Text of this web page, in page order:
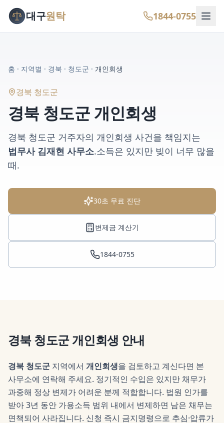
대구원탁 1844-0755
홈 · 지역별 · 경북 · 청도군 · 개인회생
경북 청도군
경북 청도군 개인회생
경북 청도군 거주자의 개인회생 사건을 책임지는
법무사 김재현 사무소.소득은 있지만 빚이 너무 많을
때.
30초 무료 진단
변제금 계산기
1844-0755
경북 청도군개인회생 안내
경북 청도군 지역에서 개인회생을 검토하고 계신다면 본
사무소에 연락해 주세요. 정기적인 수입은 있지만 채무가
과중해 정상 변제가 어려운 분께 적합합니다. 법원 인가를
받아 3년 동안 가용소득 범위 내에서 변제하면 남은 채무는
면책되어 사라집니다. 신청 즉시 금지명령으로 추심·압류가